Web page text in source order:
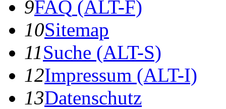
9FAQ (ALT-F)
10Sitemap
11Suche (ALT-S)
12Impressum (ALT-I)
13Datenschutz